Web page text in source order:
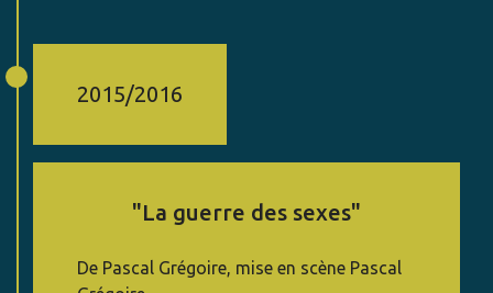
2015/2016
"La guerre des sexes"
De Pascal Grégoire, mise en scène Pascal